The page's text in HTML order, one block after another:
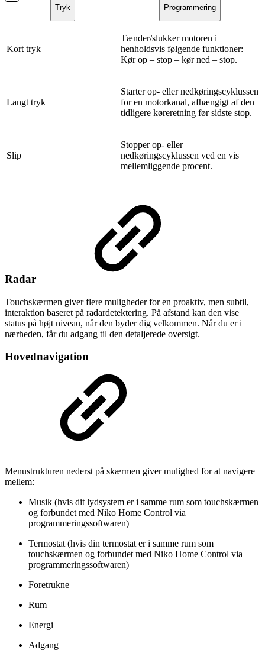
Tryk Programmering
Kort tryk
Tænder/slukker motoren i
henholdsvis følgende funktioner:
Kør op – stop – kør ned – stop.
Langt tryk
Starter op- eller nedkøringscyklussen
for en motorkanal, afhængigt af den
tidligere køreretning før sidste stop.
Slip
Stopper op- eller
nedkøringscyklussen ved en vis
mellemliggende procent.
Radar
Touchskærmen giver flere muligheder for en proaktiv, men subtil,
interaktion baseret på radardetektering. På afstand kan den vise
status på højt niveau, når den byder dig velkommen. Når du er i
nærheden, får du adgang til den detaljerede oversigt.
Hovednavigation
Menustrukturen nederst på skærmen giver mulighed for at navigere
mellem:
Musik (hvis dit lydsystem er i samme rum som touchskærmen
og forbundet med Niko Home Control via
programmeringssoftwaren)
Termostat (hvis din termostat er i samme rum som
touchskærmen og forbundet med Niko Home Control via
programmeringssoftwaren)
Foretrukne
Rum
Energi
Adgang